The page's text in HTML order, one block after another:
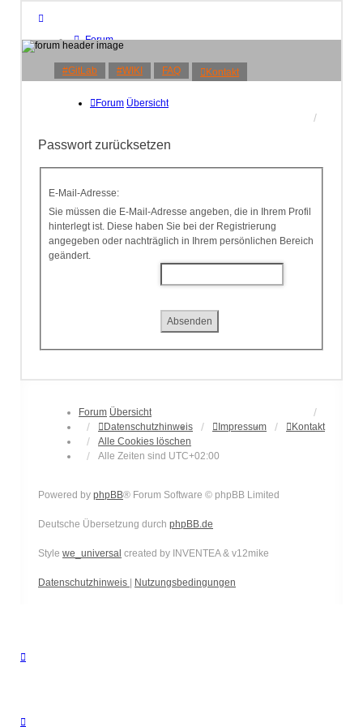
Forum
Übersicht
FAQ
Kontakt
Anmelden
#GitLab #WIKI FAQ Kontakt
Forum Übersicht
Passwort zurücksetzen
E-Mail-Adresse:
Sie müssen die E-Mail-Adresse angeben, die in Ihrem Profil
hinterlegt ist. Diese haben Sie bei der Registrierung
angegeben oder nachträglich in Ihrem persönlichen Bereich
geändert.
Forum Übersicht
Datenschutzhinweis
Impressum
Kontakt
Alle Cookies löschen
Alle Zeiten sind UTC+02:00
Powered by phpBB® Forum Software © phpBB Limited
Deutsche Übersetzung durch phpBB.de
Style we_universal created by INVENTEA & v12mike
Datenschutzhinweis Nutzungsbedingungen